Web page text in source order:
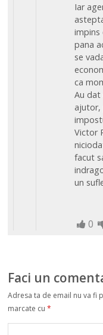
Iar
impins
pana
se
ca
Au dat
ajutor,
Victor
facut
un
0
Faci un
Adresa ta de email nu va fi
marcate cu*